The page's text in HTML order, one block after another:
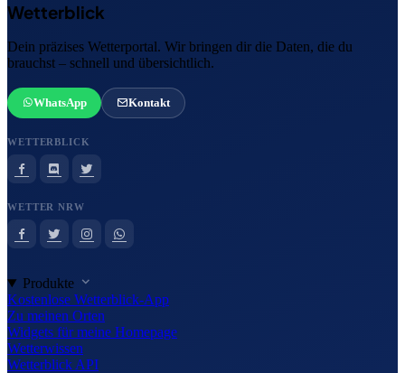
Wetterblick
Dein präzises Wetterportal. Wir bringen dir die Daten, die du
brauchst – schnell und übersichtlich.
WhatsApp Kontakt
WETTERBLICK
WETTER NRW
Produkte
Kostenlose Wetterblick-App
Zu meinen Orten
Widgets für meine Homepage
Wetterwissen
Wetterblick API